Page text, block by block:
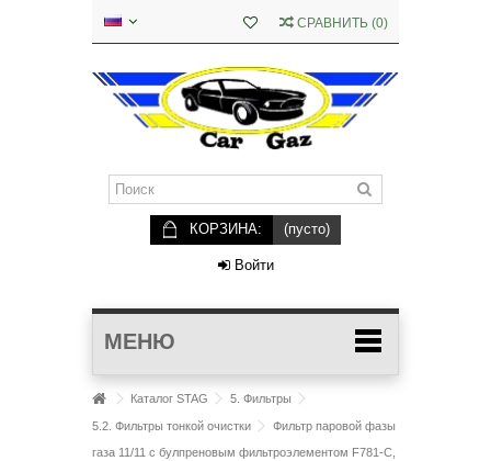
СРАВНИТЬ (0)
КОРЗИНА: (пусто)
Войти
МЕНЮ
Каталог STAG 5. Фильтры
5.2. Фильтры тонкой очистки
Фильтр паровой фазы
газа 11/11 с булпреновым фильтроэлементом F781-C,